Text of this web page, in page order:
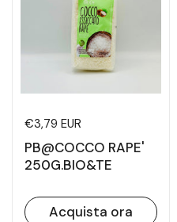
Prezzo di listino
€3,79 EUR
PB@COCCO RAPE'
250G.BIO&TE
Acquista ora